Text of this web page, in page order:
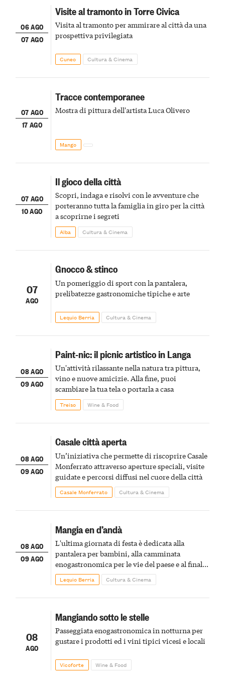
06 AGO
07 AGO
Visite al tramonto in Torre Civica
Visita al tramonto per ammirare al città da una
prospettiva privilegiata
Cuneo Cultura & Cinema
07 AGO
17 AGO
Tracce contemporanee
Mostra di pittura dell'artista Luca Olivero
Mango
07 AGO
10 AGO
Il gioco della città
Scopri, indaga e risolvi con le avventure che
porteranno tutta la famiglia in giro per la città
a scoprirne i segreti
Alba Cultura & Cinema
07
AGO
Gnocco & stinco
Un pomeriggio di sport con la pantalera,
prelibatezze gastronomiche tipiche e arte
Lequio Berria Cultura & Cinema
08 AGO
09 AGO
Paint-nic: il picnic artistico in Langa
Un'attività rilassante nella natura tra pittura,
vino e nuove amicizie. Alla fine, puoi
scambiare la tua tela o portarla a casa
Treiso Wine & Food
08 AGO
09 AGO
Casale città aperta
Un’iniziativa che permette di riscoprire Casale
Monferrato attraverso aperture speciali, visite
guidate e percorsi diffusi nel cuore della città
Casale Monferrato Cultura & Cinema
08 AGO
09 AGO
Mangia en d’andà
L'ultima giornata di festa è dedicata alla
pantalera per bambini, alla camminata
enogastronomica per le vie del paese e al finale
pirotecnico
Lequio Berria Cultura & Cinema
08
AGO
Mangiando sotto le stelle
Passeggiata enogastronomica in notturna per
gustare i prodotti ed i vini tipici vicesi e locali
Vicoforte Wine & Food